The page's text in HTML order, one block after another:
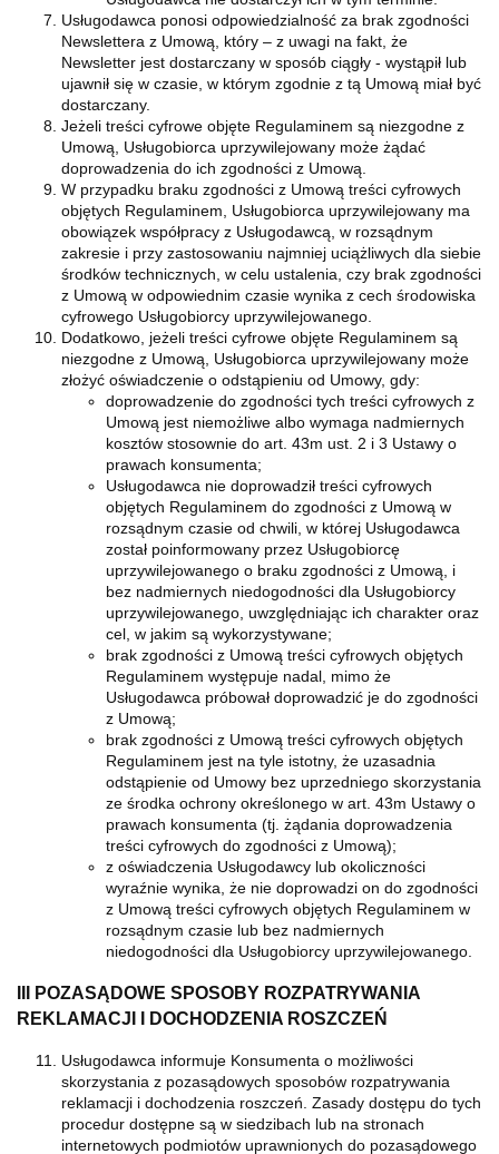
Usługodawca ponosi odpowiedzialność za brak zgodności
Newslettera z Umową, który – z uwagi na fakt, że
Newsletter jest dostarczany w sposób ciągły - wystąpił lub
ujawnił się w czasie, w którym zgodnie z tą Umową miał być
dostarczany.
Jeżeli treści cyfrowe objęte Regulaminem są niezgodne z
Umową, Usługobiorca uprzywilejowany może żądać
doprowadzenia do ich zgodności z Umową.
W przypadku braku zgodności z Umową treści cyfrowych
objętych Regulaminem, Usługobiorca uprzywilejowany ma
obowiązek współpracy z Usługodawcą, w rozsądnym
zakresie i przy zastosowaniu najmniej uciążliwych dla siebie
środków technicznych, w celu ustalenia, czy brak zgodności
z Umową w odpowiednim czasie wynika z cech środowiska
cyfrowego Usługobiorcy uprzywilejowanego.
Dodatkowo, jeżeli treści cyfrowe objęte Regulaminem są
niezgodne z Umową, Usługobiorca uprzywilejowany może
złożyć oświadczenie o odstąpieniu od Umowy, gdy:
doprowadzenie do zgodności tych treści cyfrowych z
Umową jest niemożliwe albo wymaga nadmiernych
kosztów stosownie do art. 43m ust. 2 i 3 Ustawy o
prawach konsumenta;
Usługodawca nie doprowadził treści cyfrowych
objętych Regulaminem do zgodności z Umową w
rozsądnym czasie od chwili, w której Usługodawca
został poinformowany przez Usługobiorcę
uprzywilejowanego o braku zgodności z Umową, i
bez nadmiernych niedogodności dla Usługobiorcy
uprzywilejowanego, uwzględniając ich charakter oraz
cel, w jakim są wykorzystywane;
brak zgodności z Umową treści cyfrowych objętych
Regulaminem występuje nadal, mimo że
Usługodawca próbował doprowadzić je do zgodności
z Umową;
brak zgodności z Umową treści cyfrowych objętych
Regulaminem jest na tyle istotny, że uzasadnia
odstąpienie od Umowy bez uprzedniego skorzystania
ze środka ochrony określonego w art. 43m Ustawy o
prawach konsumenta (tj. żądania doprowadzenia
treści cyfrowych do zgodności z Umową);
z oświadczenia Usługodawcy lub okoliczności
wyraźnie wynika, że nie doprowadzi on do zgodności
z Umową treści cyfrowych objętych Regulaminem w
rozsądnym czasie lub bez nadmiernych
niedogodności dla Usługobiorcy uprzywilejowanego.
III POZASĄDOWE SPOSOBY ROZPATRYWANIA
REKLAMACJI I DOCHODZENIA ROSZCZEŃ
Usługodawca informuje Konsumenta o możliwości
skorzystania z pozasądowych sposobów rozpatrywania
reklamacji i dochodzenia roszczeń. Zasady dostępu do tych
procedur dostępne są w siedzibach lub na stronach
internetowych podmiotów uprawnionych do pozasądowego